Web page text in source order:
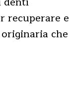
recuperare e
che